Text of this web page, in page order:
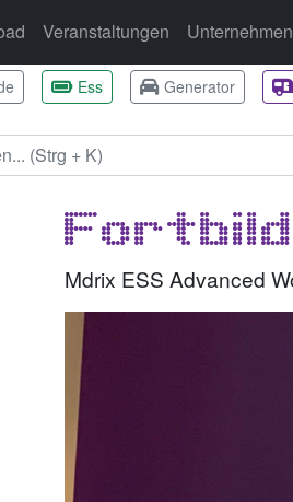
Veranstaltungen Unternehmen
Ess Generator
Mdrix ESS Advanced